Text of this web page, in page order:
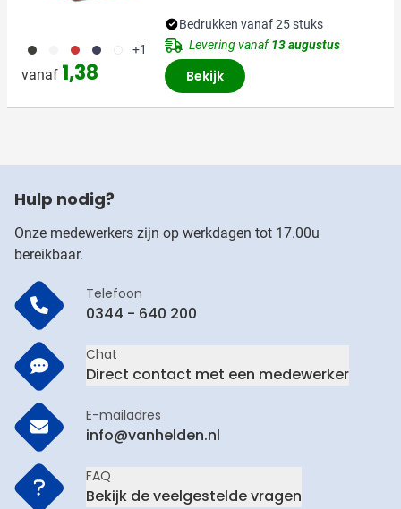
001 008 536 504 +1
vanaf 1,38
Bedrukken vanaf 25 stuks
Levering vanaf13 augustus
Bekijk
Hulp nodig?
Onze medewerkers zijn op werkdagen tot 17.00u
bereikbaar.
Telefoon
0344 - 640 200
Chat
Direct contact met een medewerker
E-mailadres
info@vanhelden.nl
FAQ
Bekijk de veelgestelde vragen